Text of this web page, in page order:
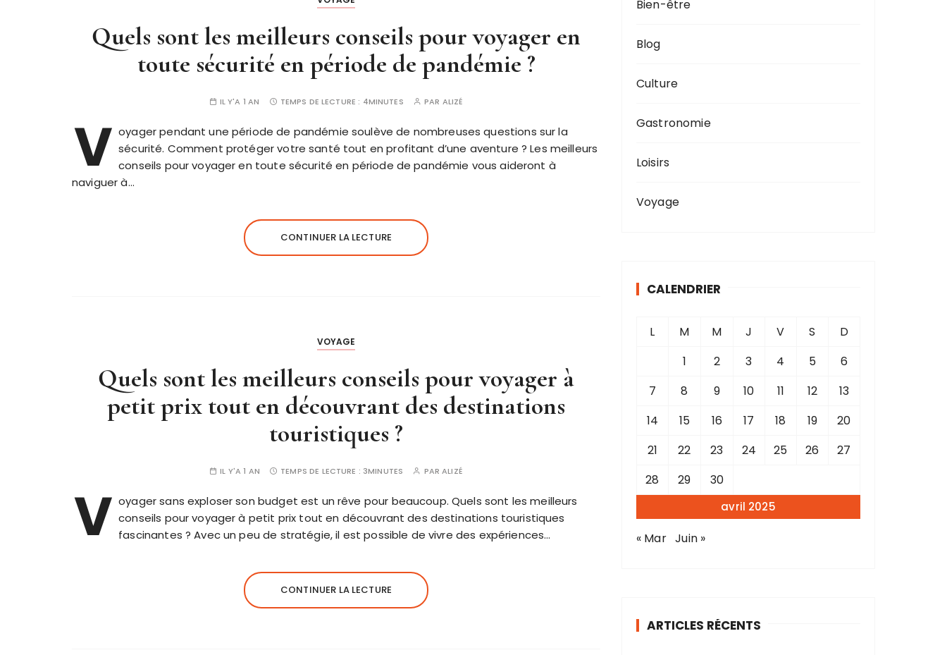
Quels sont les meilleurs conseils pour voyager en
toute sécurité en période de pandémie ?
IL Y'A 1 AN TEMPS DE LECTURE : 4MINUTES PAR ALIZÉ
V oyager pendant une période de pandémie soulève de nombreuses questions sur la
sécurité. Comment protéger votre santé tout en profitant d’une aventure ? Les meilleurs
conseils pour voyager en toute sécurité en période de pandémie vous aideront à
naviguer à…
CONTINUER LA LECTURE
VOYAGE
Quels sont les meilleurs conseils pour voyager à
petit prix tout en découvrant des destinations
touristiques ?
IL Y'A 1 AN TEMPS DE LECTURE : 3MINUTES PARALIZÉ
V oyager sans exploser son budget est un rêve pour beaucoup. Quels sont les meilleurs
conseils pour voyager à petit prix tout en découvrant des destinations touristiques
fascinantes ? Avec un peu de stratégie, il est possible de vivre des expériences…
CONTINUER LA LECTURE
Bien-être
Blog
Culture
Gastronomie
Loisirs
Voyage
CALENDRIER
avril 2025
L M M J V S
D
1
2 3 4 5
6
7
8 9 10 11 12
13
14
15 16 17 18 19
20
21
22 23 24 25 26
27
28
29 30
« Mar Juin »
ARTICLES RÉCENTS